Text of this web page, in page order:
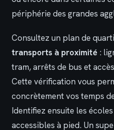
périphérie des grandes
Consultez un plan de
transports à proximité :
tram, arrêts de bus et
Cette vérification vous
concrètement vos temps
Identifiez ensuite les
accessibles à pied. Un